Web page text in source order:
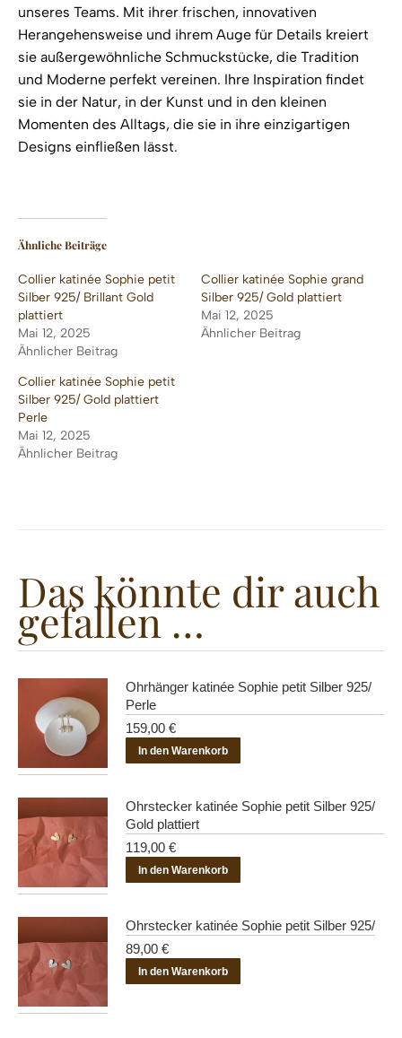
unseres Teams. Mit ihrer frischen, innovativen
Herangehensweise und ihrem Auge für Details kreiert
sie außergewöhnliche Schmuckstücke, die Tradition
und Moderne perfekt vereinen. Ihre Inspiration findet
sie in der Natur, in der Kunst und in den kleinen
Momenten des Alltags, die sie in ihre einzigartigen
Designs einfließen lässt.
Ähnliche Beiträge
Collier katinée Sophie petit
Silber 925/ Brillant Gold
plattiert
Mai 12, 2025
Ähnlicher Beitrag
Collier katinée Sophie grand
Silber 925/ Gold plattiert
Mai 12, 2025
Ähnlicher Beitrag
Collier katinée Sophie petit
Silber 925/ Gold plattiert
Perle
Mai 12, 2025
Ähnlicher Beitrag
Das könnte dir auch
gefallen …
Ohrhänger katinée Sophie petit Silber 925/
Perle
159,00 €
In den Warenkorb
Ohrstecker katinée Sophie petit Silber 925/
Gold plattiert
119,00 €
In den Warenkorb
Ohrstecker katinée Sophie petit Silber 925/
89,00 €
In den Warenkorb